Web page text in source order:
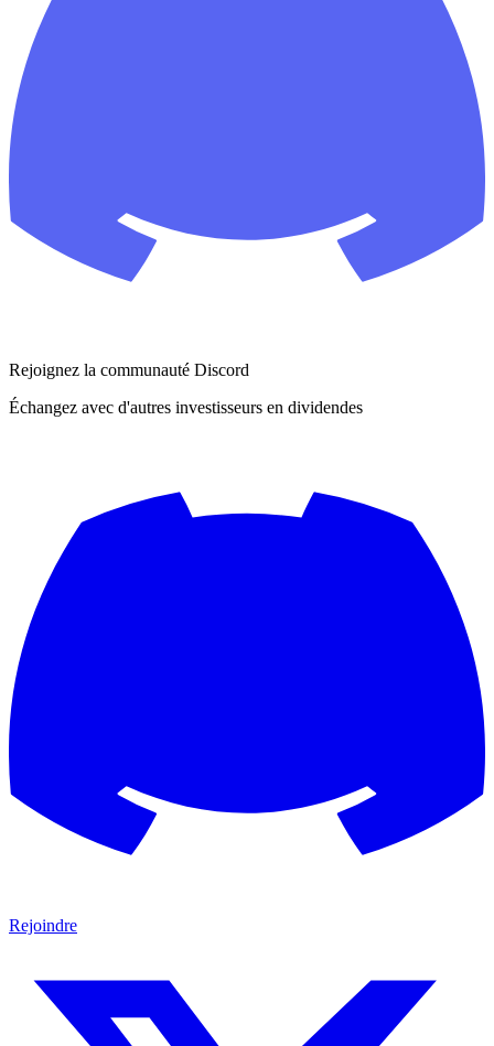
Rejoignez la communauté Discord
Échangez avec d'autres investisseurs en dividendes
Rejoindre